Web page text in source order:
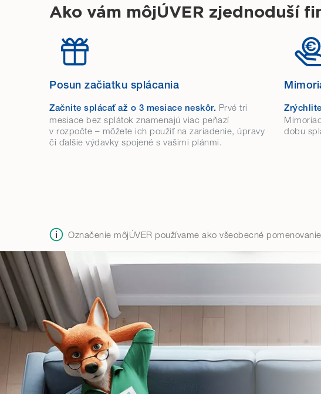
Ako vám môjÚVER zjednoduší
Posun začiatku splácania
Začnite splácať až o 3 mesiace neskôr. Prvé tri
mesiace bez splátok znamenajú viac peňazí
v rozpočte – môžete ich použiť na zariadenie, úpravy
či ďalšie výdavky spojené s vašimi plánmi.
dobu
Označenie môjÚVER používame ako všeobecné